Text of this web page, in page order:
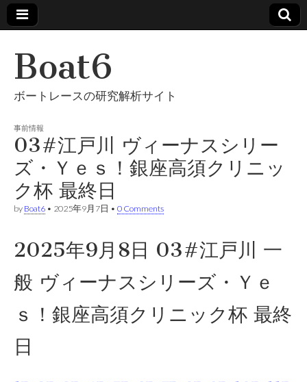
Boat6
ボートレースの研究解析サイト
事前情報
03#江戸川 ヴィーナスシリー
ズ・Ｙｅｓ！銀座高須クリニッ
ク杯 最終日
by Boat6 • 2025年9月7日 • 0 Comments
2025年9月8日 03#江戸川 一
般 ヴィーナスシリーズ・Ｙｅ
ｓ！銀座高須クリニック杯 最終
日